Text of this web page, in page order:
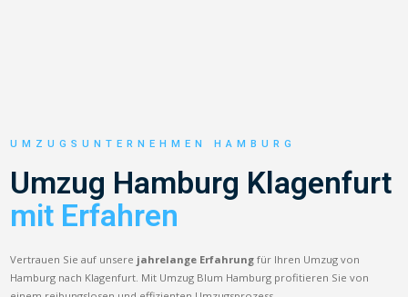
UMZUGSUNTERNEHMEN HAMBURG
Umzug Hamburg Klagenfurt
mit Erfahren
Vertrauen Sie auf unsere jahrelange Erfahrung für Ihren Umzug von
Hamburg nach Klagenfurt. Mit Umzug Blum Hamburg profitieren Sie von